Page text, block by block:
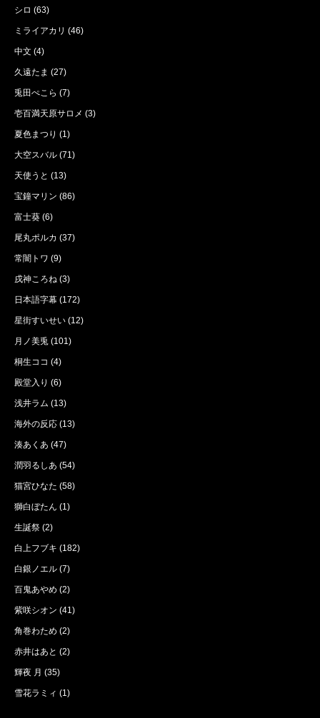
シロ (63)
ミライアカリ (46)
中文 (4)
久遠たま (27)
兎田ぺこら (7)
壱百満天原サロメ (3)
夏色まつり (1)
大空スバル (71)
天使うと (13)
宝鐘マリン (86)
富士葵 (6)
尾丸ポルカ (37)
常闇トワ (9)
戌神ころね (3)
日本語字幕 (172)
星街すいせい (12)
月ノ美兎 (101)
桐生ココ (4)
殿堂入り (6)
浅井ラム (13)
海外の反応 (13)
湊あくあ (47)
潤羽るしあ (54)
猫宮ひなた (58)
獅白ぼたん (1)
生誕祭 (2)
白上フブキ (182)
白銀ノエル (7)
百鬼あやめ (2)
紫咲シオン (41)
角巻わため (2)
赤井はあと (2)
輝夜 月 (35)
雪花ラミィ (1)